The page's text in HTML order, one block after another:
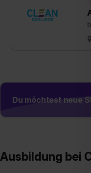
Du möchtest neue
Ausbildung bei